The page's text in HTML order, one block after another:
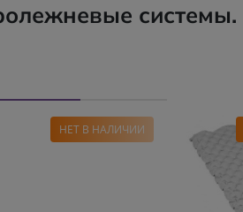
системы.
НЕТ В НАЛИЧИИ